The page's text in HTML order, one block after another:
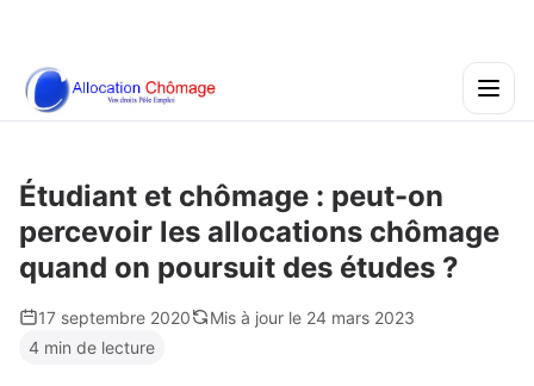
Étudiant et chômage : peut-on
percevoir les allocations chômage
quand on poursuit des études ?
17 septembre 2020
Mis à jour le 24 mars 2023
4 min de lecture